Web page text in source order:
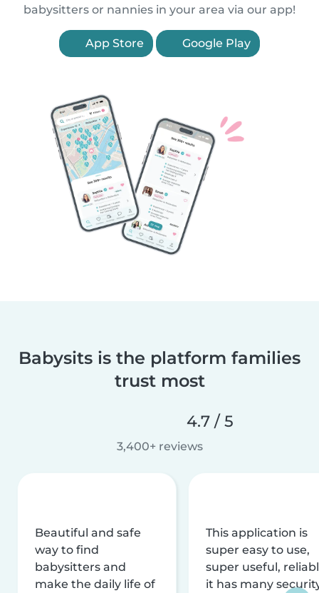
babysitters or nannies in your area via our app!
App Store Google Play
Babysits is the platform families
trust most
4.7 / 5
3,400+ reviews
Beautiful and safe
way to find
babysitters and
make the daily life of
This application is
super easy to use,
super useful,
it has many